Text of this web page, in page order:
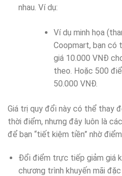
nhau. Ví dụ:
Ví dụ minh họa
Coopmart, bạn có
giá 10.000 VNĐ
theo. Hoặc 500
50.000 VNĐ.
Giá trị quy đổi này có thể thay
thời điểm, nhưng đây luôn là
để bạn “tiết kiệm tiền” nhờ
Đổi điểm trực tiếp giảm giá
chương trình khuyến mãi